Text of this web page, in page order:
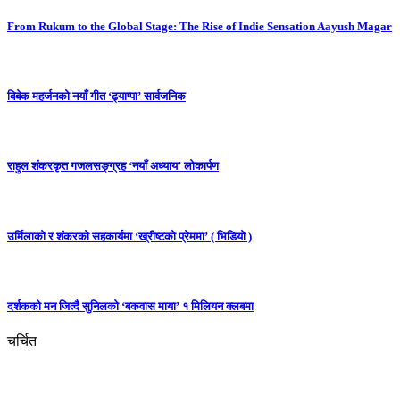
From Rukum to the Global Stage: The Rise of Indie Sensation Aayush Magar
बिबेक महर्जनको नयाँ गीत ‘ढ्याप्पा’ सार्वजनिक
राहुल शंकरकृत गजलसङ्ग्रह ‘नयाँ अध्याय’ लोकार्पण
उर्मिलाको र शंकरको सहकार्यमा ‘ख्रीष्टको प्रेममा’ ( भिडियो )
दर्शकको मन जित्दै सुनिलको ‘बकवास माया’ १ मिलियन क्लबमा
चर्चित